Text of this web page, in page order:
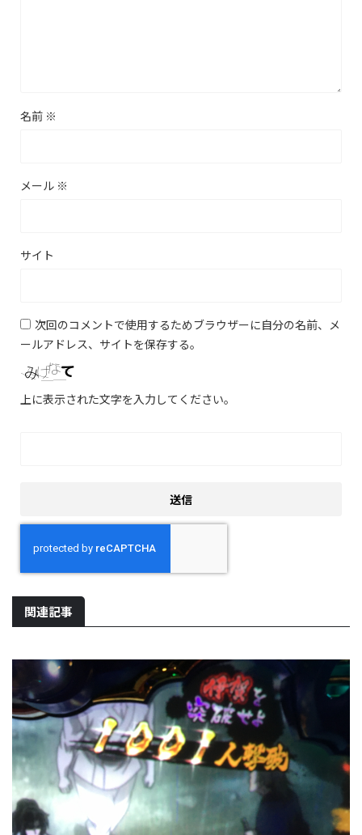
名前 ※
メール ※
サイト
次回のコメントで使用するためブラウザーに自分の名前、メ
ールアドレス、サイトを保存する。
上に表示された文字を入力してください。
関連記事